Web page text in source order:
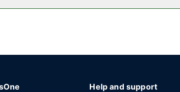
Help and support